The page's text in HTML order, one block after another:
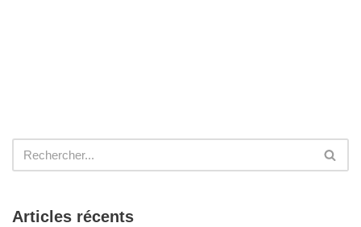
Articles récents